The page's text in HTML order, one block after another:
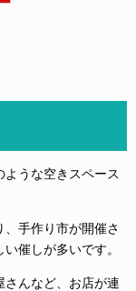
うな空きスペース
手作り市が開催さ
催しが多いです。
さんなど、お店が連